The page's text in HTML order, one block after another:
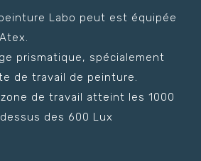
Labo peut est équipée
prismatique, spécialement
de travail de peinture.
zone de travail atteint les 1000
des 600 Lux